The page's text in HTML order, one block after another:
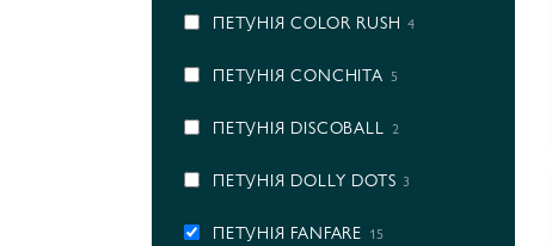
ПЕТУНІЯ COLOR RUSH 4
ПЕТУНІЯ CONCHITA 5
ПЕТУНІЯ DISCOBALL 2
ПЕТУНІЯ DOLLY DOTS 3
ПЕТУНІЯ FANFARE 15